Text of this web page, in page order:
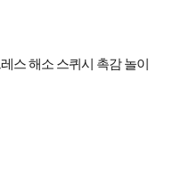
스 해소 스퀴시 촉감 놀이